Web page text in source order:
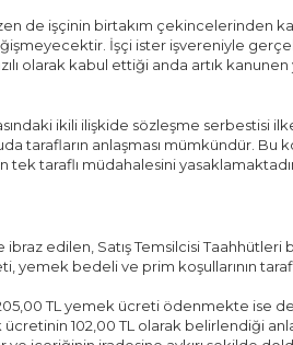
de işçinin birtakım çekincelerinden
İşçi ister işvereniyle
olarak kabul ettiği anda artık
ikili ilişkide sözleşme serbestisi
tarafların anlaşması mümkündür. Bu
taraflı müdahalesini
edilen, Satış Temsilcisi Taahhütleri
yemek bedeli ve prim koşullarının
TL yemek ücreti ödenmekte ise de,
102,00 TL olarak belirlendiği